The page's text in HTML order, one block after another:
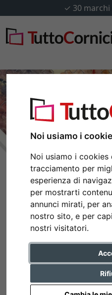
Noi usiamo i
Noi usiamo i
tracciamento per
esperienza di
per mostrarti
annunci mirati, per
nostro sito, e per
nostri visitatori.
✓ 30
Indietro